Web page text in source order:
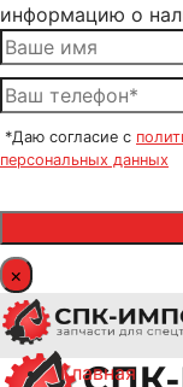
информацию о
*Даю согласие с
персональных данных
×
Главная